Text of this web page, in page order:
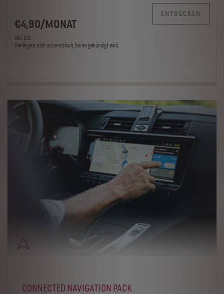
€4,90/MONAT
inkl. Ust.
Verlängert sich automatisch, bis es gekündigt wird.
ENTDECKEN
CONNECTED NAVIGATION PACK